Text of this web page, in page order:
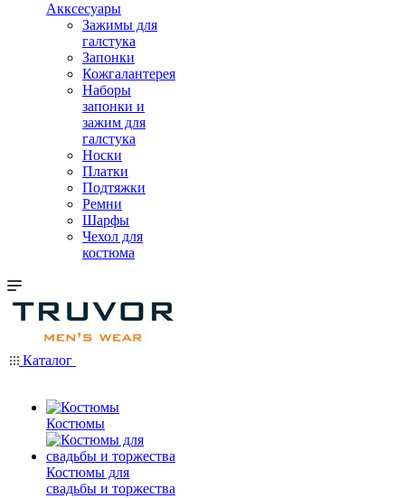
Акксесуары
Зажимы для
галстука
Запонки
Кожгалантерея
Наборы
запонки и
зажим для
галстука
Носки
Платки
Подтяжки
Ремни
Шарфы
Чехол для
костюма
Каталог
Костюмы
Костюмы для
свадьбы и торжества